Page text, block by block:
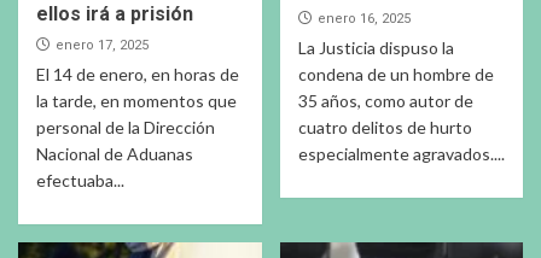
ellos irá a prisión
enero 17, 2025
El 14 de enero, en horas de
la tarde, en momentos que
personal de la Dirección
Nacional de Aduanas
efectuaba...
enero 16, 2025
La Justicia dispuso la
condena de un hombre de
35 años, como autor de
cuatro delitos de hurto
especialmente agravados....